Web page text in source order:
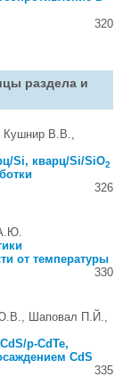
320
раздела и
Кушнир В.В.,
Si, кварц/Si/SiO2
326
от температуры
330
Шаповал П.Й.,
p-CdTe,
CdS
335